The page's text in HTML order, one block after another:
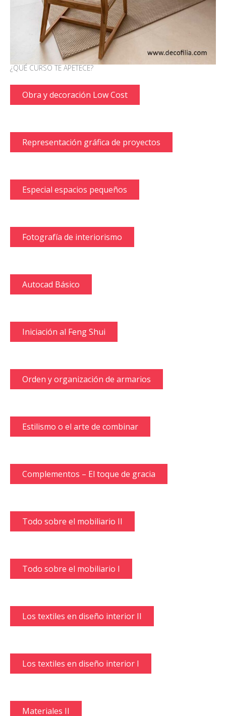
¿QUÉ CURSO TE APETECE?
Obra y decoración Low Cost
Representación gráfica de proyectos
Especial espacios pequeños
Fotografía de interiorismo
Autocad Básico
Iniciación al Feng Shui
Orden y organización de armarios
Estilismo o el arte de combinar
Complementos – El toque de gracia
Todo sobre el mobiliario II
Todo sobre el mobiliario I
Los textiles en diseño interior II
Los textiles en diseño interior I
Materiales II